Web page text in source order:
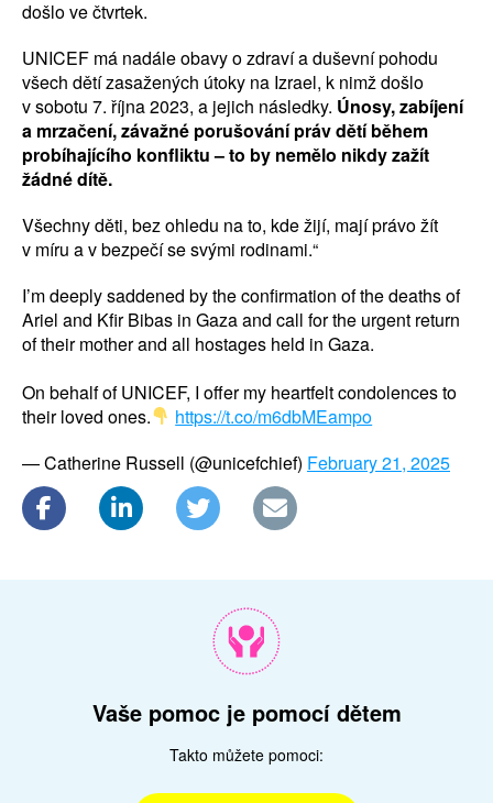
došlo ve čtvrtek.
UNICEF má nadále obavy o zdraví a duševní pohodu
všech dětí zasažených útoky na Izrael, k nimž došlo
v sobotu 7. října 2023, a jejich následky. Únosy, zabíjení
a mrzačení, závažné porušování práv dětí během
probíhajícího konfliktu – to by nemělo nikdy zažít
žádné dítě.
Všechny děti, bez ohledu na to, kde žijí, mají právo žít
v míru a v bezpečí se svými rodinami.“
I’m deeply saddened by the confirmation of the deaths of
Ariel and Kfir Bibas in Gaza and call for the urgent return
of their mother and all hostages held in Gaza.
On behalf of UNICEF, I offer my heartfelt condolences to
their loved ones.
https://t.co/m6dbMEampo
— Catherine Russell (@unicefchief) February 21, 2025
Vaše pomoc je pomocí dětem
Takto můžete pomoci: